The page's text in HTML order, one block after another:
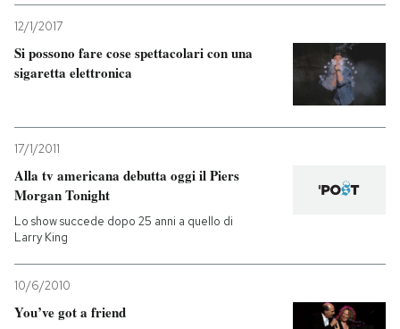
12/1/2017
Si possono fare cose spettacolari con una
sigaretta elettronica
17/1/2011
Alla tv americana debutta oggi il Piers
Morgan Tonight
Lo show succede dopo 25 anni a quello di
Larry King
10/6/2010
You’ve got a friend